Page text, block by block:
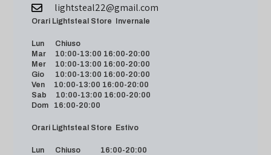
lightsteal22@gmail.com
Orari Lightsteal Store Invernale
Lun Chiuso
Mar 10:00-13:00 16:00-20:00
Mer 10:00-13:00 16:00-20:00
Gio 10:00-13:00 16:00-20:00
Ven 10:00-13:00 16:00-20:00
Sab 10:00-13:00 16:00-20:00
Dom 16:00-20:00
Orari Lightsteal Store Estivo
Lun Chiuso 16:00-20:00